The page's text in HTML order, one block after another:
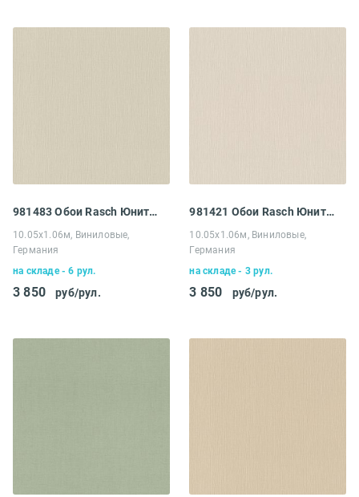
981483 Обои Rasch Юнитекс
10.05х1.06м, Виниловые,
Германия
на складе - 6 рул.
3 850 руб/рул.
981421 Обои Rasch Юнитекс
10.05х1.06м, Виниловые,
Германия
на складе - 3 рул.
3 850 руб/рул.